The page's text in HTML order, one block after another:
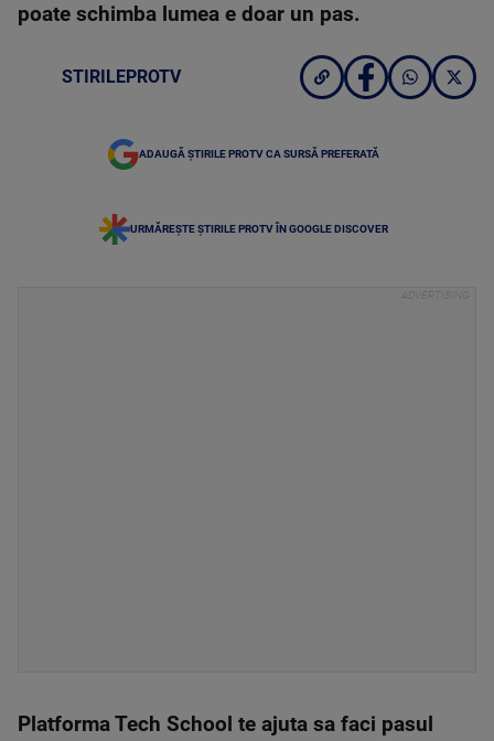
poate schimba lumea e doar un pas.
STIRILEPROTV
ADAUGĂ ȘTIRILE PROTV CA SURSĂ PREFERATĂ
URMĂREȘTE ȘTIRILE PROTV ÎN GOOGLE DISCOVER
Platforma Tech School te ajuta sa faci pasul